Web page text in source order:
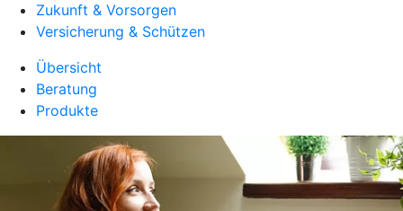
Zukunft & Vorsorgen
Versicherung & Schützen
Übersicht
Beratung
Produkte